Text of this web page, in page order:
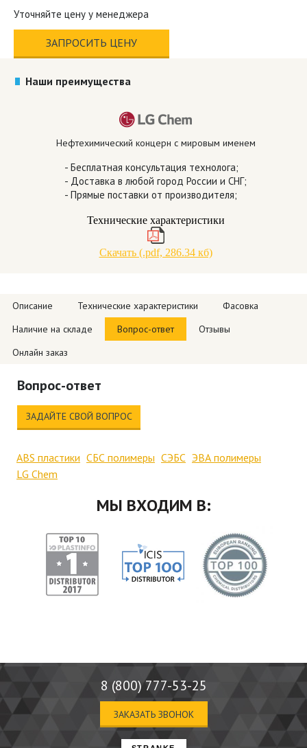
Уточняйте цену у менеджера
ЗАПРОСИТЬ ЦЕНУ
Наши преимущества
Нефтехимический концерн с мировым именем
- Бесплатная консультация технолога;
- Доставка в любой город России и СНГ;
- Прямые поставки от производителя;
Технические характеристики
Скачать (.pdf, 286.34 кб)
Описание Технические характеристики
Фасовка
Наличие на складе
Вопрос-ответ
Отзывы
Онлайн заказ
Вопрос-ответ
ЗАДАЙТЕ СВОЙ ВОПРОС
ABS пластики СБС полимеры СЭБС ЭВА полимеры
LG Chem
МЫ ВХОДИМ В:
8 (800) 777-53-25
ЗАКАЗАТЬ ЗВОНОК